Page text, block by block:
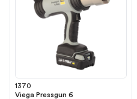
1370
Viega Pressgun 6